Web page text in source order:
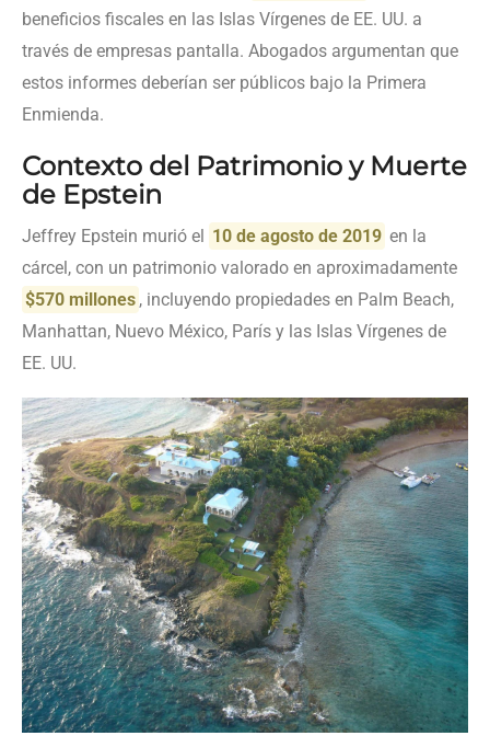
beneficios fiscales en las Islas Vírgenes de EE. UU. a
través de empresas pantalla. Abogados argumentan que
estos informes deberían ser públicos bajo la Primera
Enmienda.
Contexto del Patrimonio y Muerte
de Epstein
Jeffrey Epstein murió el 10 de agosto de 2019 en la
cárcel, con un patrimonio valorado en aproximadamente
$570 millones , incluyendo propiedades en Palm Beach,
Manhattan, Nuevo México, París y las Islas Vírgenes de
EE. UU.